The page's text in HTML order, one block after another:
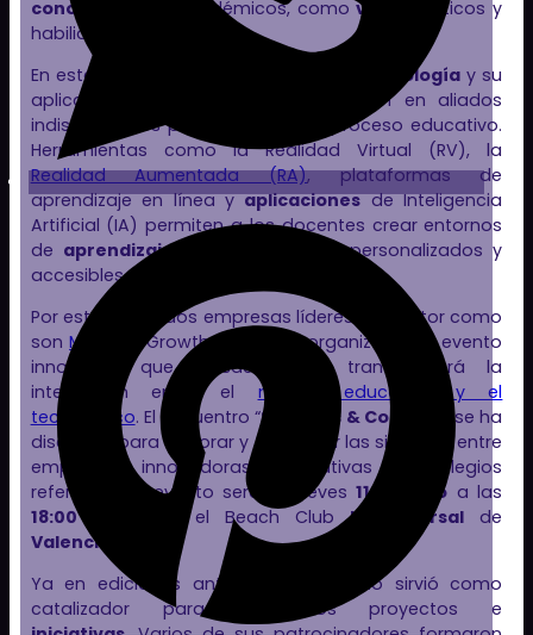
conocimientos
académicos, comovalores
éticos y
habilidades sociales.
En este contexto, la
tecnologíay su
aplicación en las aulas se convierten en aliados
indispensables para potenciar el proceso educativo.
Herramientas como la Realidad Virtual (RV), la
Realidad Aumentada (RA), plataformas de
aprendizaje en línea yaplicacionesde Inteligencia
Artificial (IA) permiten a los docentes crear entornos
de aprendizajemás interactivos, personalizados y
accesibles.
Por esta razón, dos empresas líderes del sector como
sonMicole
y Growth Road han organizado un evento
innovador que, desde luego, transformará la
interacción entre el mundo educativo y el
tecnológico. El encuentro “Startups & Colegios
” se ha
diseñado para explorar y fortalecer las sinergias entre
empresas innovadoras educativas y colegios
referentes. El evento será el jueves11 de julio a las
18:00horas en el Beach ClubLa Sucursal de
Valencia
Ya en ediciones anteriores, el evento sirvió como
catalizador para numerosos proyectos e